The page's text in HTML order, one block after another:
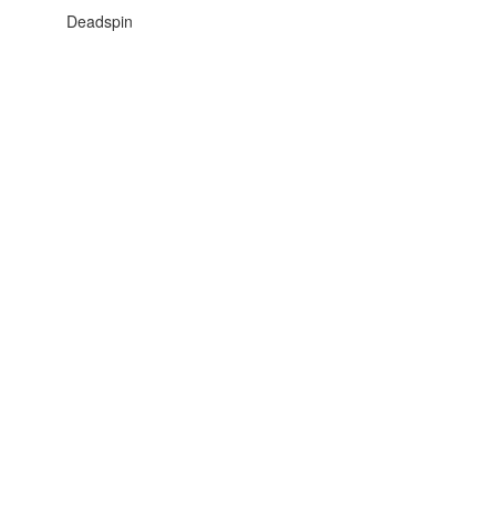
Deadspin